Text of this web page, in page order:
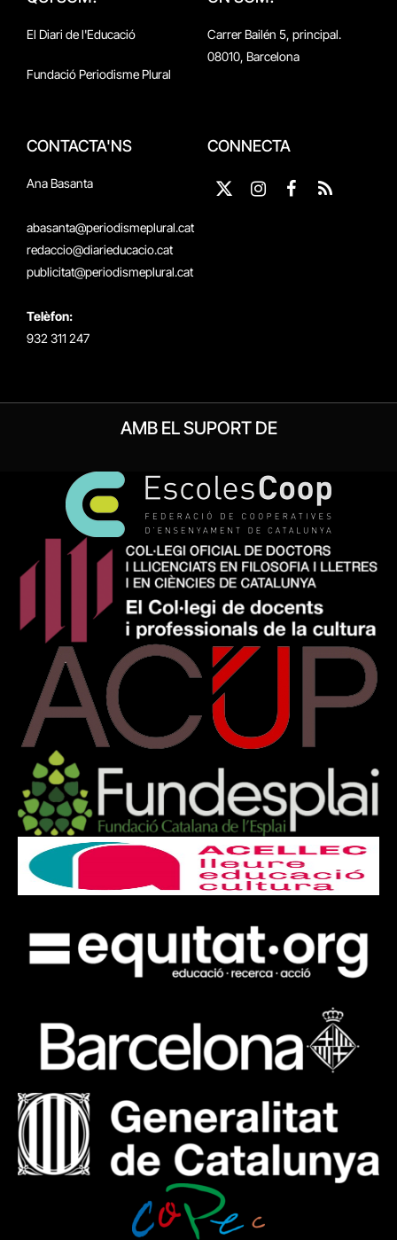
El Diari de l'Educació
Fundació Periodisme Plural
Carrer Bailén 5, principal.
08010, Barcelona
CONTACTA'NS
Ana Basanta
abasanta@periodismeplural.cat
redaccio@diarieducacio.cat
publicitat@periodismeplural.cat
Telèfon:
932 311 247
CONNECTA
X
InstagramFacebook
RSS
AMB EL SUPORT DE